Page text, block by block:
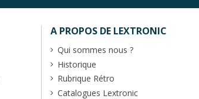
A PROPOS DE LEXTRONIC
Qui sommes nous ?
Historique
Rubrique Rétro
Catalogues Lextronic